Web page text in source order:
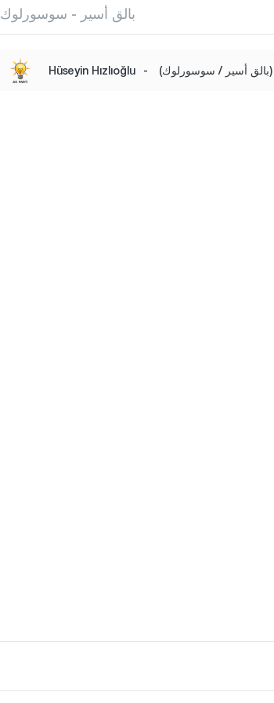
بالق أسير - سوسورلوك
Hüseyin Hızlıoğlu - (بالق أسير / سوسورلوك)